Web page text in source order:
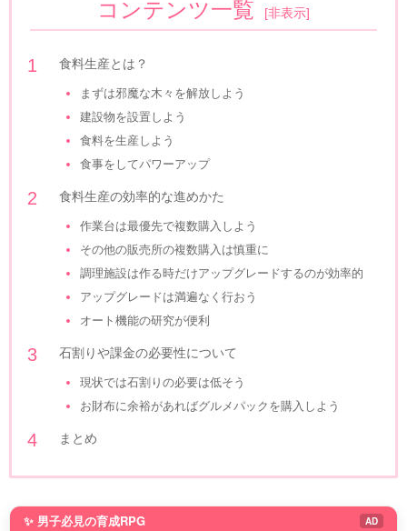
コンテンツ一覧 [非表示]
食料生産とは？
まずは邪魔な木々を解放しよう
建設物を設置しよう
食料を生産しよう
食事をしてパワーアップ
食料生産の効率的な進めかた
作業台は最優先で複数購入しよう
その他の販売所の複数購入は慎重に
調理施設は作る時だけアップグレードするのが効率的
アップグレードは満遍なく行おう
オート機能の研究が便利
石割りや課金の必要性について
現状では石割りの必要は低そう
お財布に余裕があればグルメパックを購入しよう
まとめ
✨ 男子必見の育成RPG AD